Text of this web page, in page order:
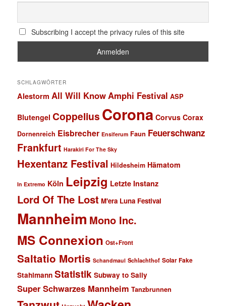
Subscribing I accept the privacy rules of this site
SCHLAGWÖRTER
Alestorm All Will Know Amphi Festival ASP
Blutengel Coppelius Corona Corvus Corax
Dornenreich Eisbrecher Ensiferum Faun Feuerschwanz
Frankfurt Harakiri For The Sky
Hexentanz Festival Hildesheim Hämatom
In Extremo Köln Leipzig Letzte Instanz
Lord Of The Lost M'era Luna Festival
Mannheim Mono Inc.
MS Connexion Ost+Front
Saltatio Mortis Schandmaul Schlachthof Solar Fake
Stahlmann Statistik Subway to Sally
Super Schwarzes Mannheim Tanzbrunnen